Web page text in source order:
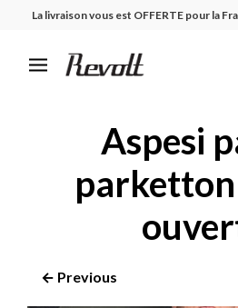
La livraison vous est OFFERTE pour la
Aspesi
← Previous